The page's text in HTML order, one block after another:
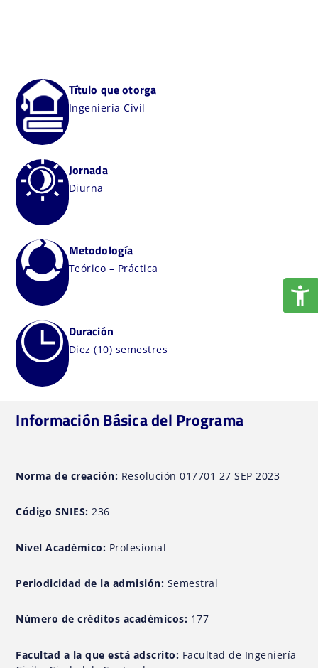
Título que otorga
Ingeniería Civil
Jornada
Diurna
Metodología
Teórico – Práctica
Duración
Diez (10) semestres
Información Básica del Programa
Norma de creación: Resolución 017701 27 SEP 2023
Código SNIES: 236
Nivel Académico: Profesional
Periodicidad de la admisión: Semestral
Número de créditos académicos: 177
Facultad a la que está adscrito: Facultad de Ingeniería